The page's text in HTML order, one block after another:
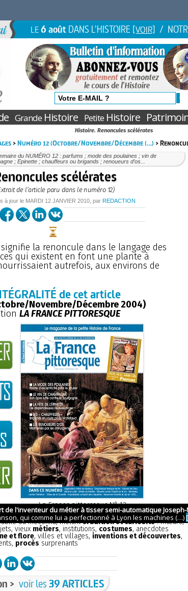
LE6 août DANS L'HISTOIRE [VOIR] /
GrandeHistoire PetiteHistoire
Histoire. Renoncules scélérates
>Numéro 12 (Octobre/Novembre/Décembre (…) >
du NUMÉRO 12 : parfums ; mode des poulaines ; vin de
; Epinette ; chauffeurs ou brigands ; renoueurs d’os...
scélérates
de l’article paru dans le numéro 12)
à jour le MARDI 12 JANVIER 2010, par REDACTION
la renoncule dans le langage des
qui existent en font une plante à
autrefois, aux environs de
de cet article
Novembre/Décembre 2004)
LA FRANCE PITTORESQUE
La France pittoresqueN° 12
sans publicitéet aborde tous les aspects de la petite
ou méconnu, mêlantérudition et curiosité: mœurs,
vieux métiers, institutions, costumes, anecdotes
et flore, villes et villages, inventions et découvertes,
procès surprenants
> voir les39 ARTICLES